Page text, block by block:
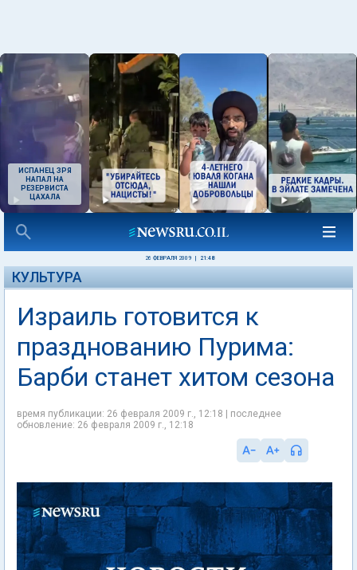
ИСПАНЕЦ ЗРЯ
НАПАЛ НА
РЕЗЕРВИСТА
ЦАХАЛА
26 ФЕВРАЛЯ 2009 21:48
КУЛЬТУРА
Израиль готовится к
празднованию Пурима:
Барби станет хитом сезона
время публикации: 26 февраля 2009 г., 12:18 | последнее
обновление: 26 февраля 2009 г., 12:18